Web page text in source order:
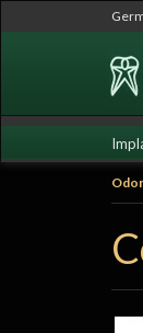
Ir
al